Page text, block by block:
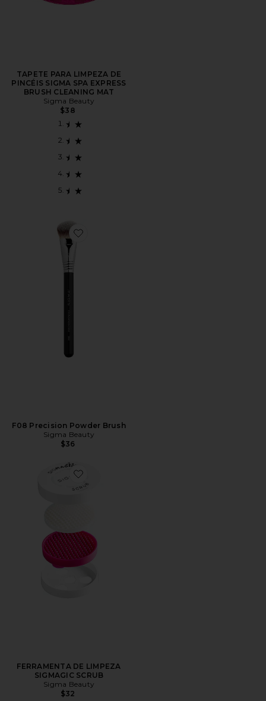
TAPETE PARA LIMPEZA DE
PINCÉIS SIGMA SPA EXPRESS
BRUSH CLEANING MAT
Sigma Beauty
$38
Favorite F08 Precision Powder Brush
F08 Precision Powder Brush
Sigma Beauty
$36
Favorite FERRAMENTA DE LIMPEZA SIGMAGIC
FERRAMENTA DE LIMPEZA
SIGMAGIC SCRUB
Sigma Beauty
$32